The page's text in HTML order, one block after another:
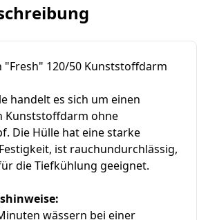
"Fresh" 120/50 Kunststoffdarm
handelt es sich um einen
Kunststoffdarm ohne
Die Hülle hat eine starke
ist rauchundurchlässig,
die Tiefkühlung geeignet.
wässern bei einer